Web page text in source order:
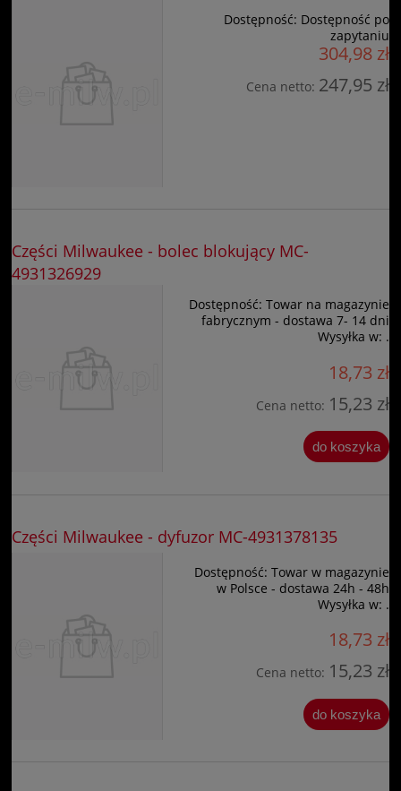
Dostępność: Dostępność po
zapytaniu
304,98 zł
Cena netto: 247,95 zł
Części Milwaukee - bolec blokujący MC-
4931326929
Dostępność: Towar na magazynie
fabrycznym - dostawa 7- 14 dni
Wysyłka w: .
18,73 zł
Cena netto: 15,23 zł
do koszyka
Części Milwaukee - dyfuzor MC-4931378135
Dostępność: Towar w magazynie
w Polsce - dostawa 24h - 48h
Wysyłka w: .
18,73 zł
Cena netto: 15,23 zł
do koszyka